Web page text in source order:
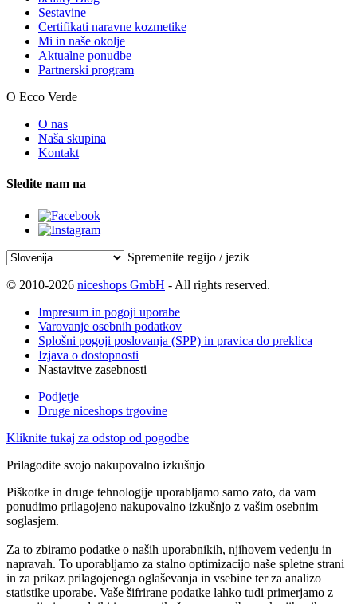
Sestavine
Certifikati naravne kozmetike
Mi in naše okolje
Aktualne ponudbe
Partnerski program
O Ecco Verde
O nas
Naša skupina
Kontakt
Sledite nam na
Spremenite regijo / jezik
© 2010-2026 niceshops GmbH - All rights reserved.
Impresum in pogoji uporabe
Varovanje osebnih podatkov
Splošni pogoji poslovanja (SPP) in pravica do preklica
Izjava o dostopnosti
Nastavitve zasebnosti
Podjetje
Druge niceshops trgovine
Kliknite tukaj za odstop od pogodbe
Prilagodite svojo nakupovalno izkušnjo
Piškotke in druge tehnologije uporabljamo samo zato, da vam
ponudimo prilagojeno nakupovalno izkušnjo z vašim osebnim
soglasjem.
Za to zbiramo podatke o naših uporabnikih, njihovem vedenju in
napravah. To uporabljamo za stalno optimizacijo naše spletne strani
in za prikaz prilagojenega oglaševanja in vsebine ter za analizo
statistike uporabe. Vaše šifrirane podatke lahko tudi primerjamo z